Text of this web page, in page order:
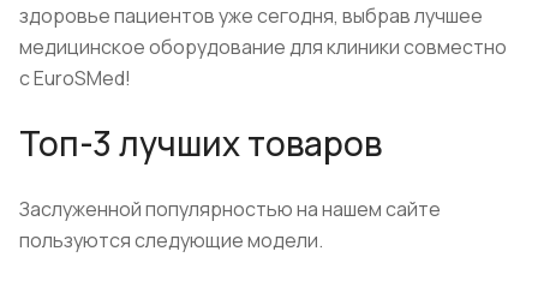
здоровье пациентов уже сегодня, выбрав лучшее
медицинское оборудование для клиники совместно
с EuroSMed!
Топ-3 лучших товаров
Заслуженной популярностью на нашем сайте
пользуются следующие модели.